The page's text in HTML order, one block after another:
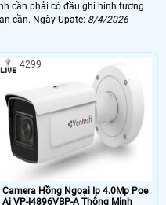
Thông Minh AI
và mỗi công nghệ AI khác
công nghê AI được sử dụng phù
thương chức năng AI chỉ
chế báo động giả, với camera
đối tượng chuyển động phát ra
xoay 360 có zoom số thì
cận cảnh.
với những nhu cầu riêng biệt thì yêu
để phát huy hết ưu điểm của công
Giao Thông thì có thể thấy
với những chức năng có thể hoặt
cần phải có đầu ghi hình tương
cần. Ngày Upate: 8/4/2026
Camera Hồng Ngoại Ip 4.0Mp Poe
Ai VP-I4896VBP-A Thông Minh
4299